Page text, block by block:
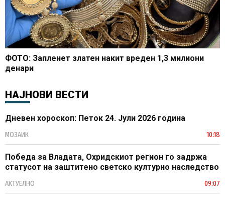
ФОТО: Запленет златен накит вреден 1,3 милиони
денари
НАЈНОВИ ВЕСТИ
Дневен хороскоп: Петок 24. Јули 2026 година
МОЗАИК 10:18
Победа за Владата, Охридскиот регион го задржа
статусот на заштитено светско културно наследство
АКТУЕЛНО 09:07